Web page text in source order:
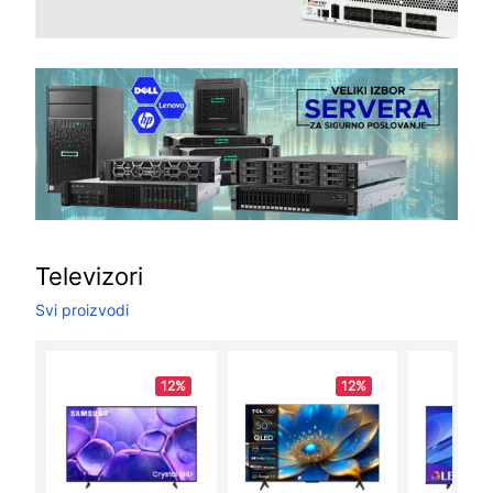
Televizori
Svi proizvodi
12% 12%